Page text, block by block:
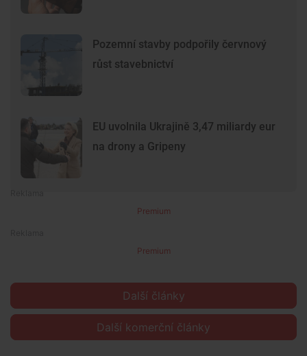
Pozemní stavby podpořily červnový
růst stavebnictví
EU uvolnila Ukrajině 3,47 miliardy eur
na drony a Gripeny
Premium
Premium
Další články
Další komerční články